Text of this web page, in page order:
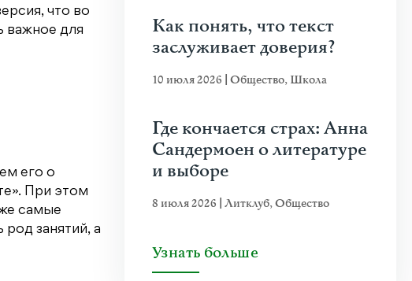
что во
важное для
его о
При этом
самые
занятий, а
Как понять, что текст
заслуживает доверия?
10 июля 2026 Общество, Школа
Где кончается страх: Анна
Сандермоен о литературе
и выборе
8 июля 2026 Литклуб,Общество
Узнать больше